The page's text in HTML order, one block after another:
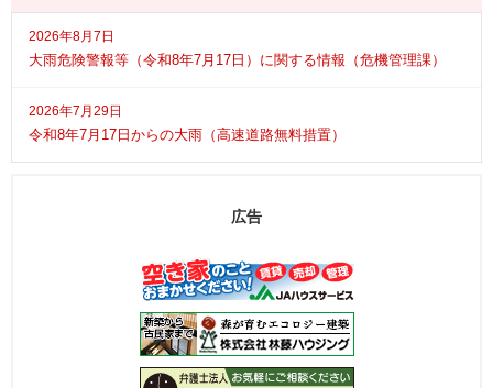
2026年8月7日
大雨危険警報等（令和8年7月17日）に関する情報（危機管理課）
2026年7月29日
令和8年7月17日からの大雨（高速道路無料措置）
広告